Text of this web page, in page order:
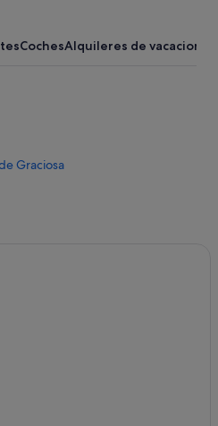
CochesAlquileres de vacaciones
Graciosa